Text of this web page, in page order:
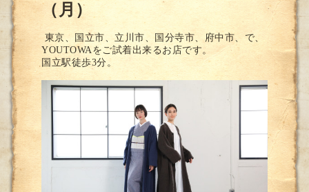
（月）
東京、国立市、立川市、国分寺市、府中市、で、
YOUTOWAをご試着出来るお店です。
国立駅徒歩3分。